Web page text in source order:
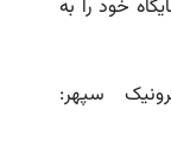
خود را به
سپهر: